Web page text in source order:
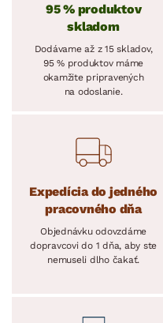
95 % produktov
skladom
Dodávame až z 15 skladov,
95 % produktov máme
okamžite pripravených
na odoslanie.
Expedícia do jedného
pracovného dňa
Objednávku odovzdáme
dopravcovi do 1 dňa, aby ste
nemuseli dlho čakať.